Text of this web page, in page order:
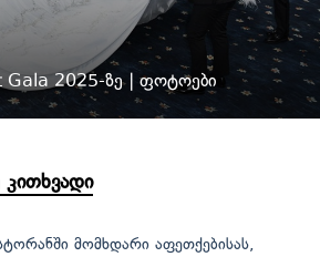
Gala 2025-ზე | ფოტოები
კითხვადი
მომხდარი აფეთქებისას,